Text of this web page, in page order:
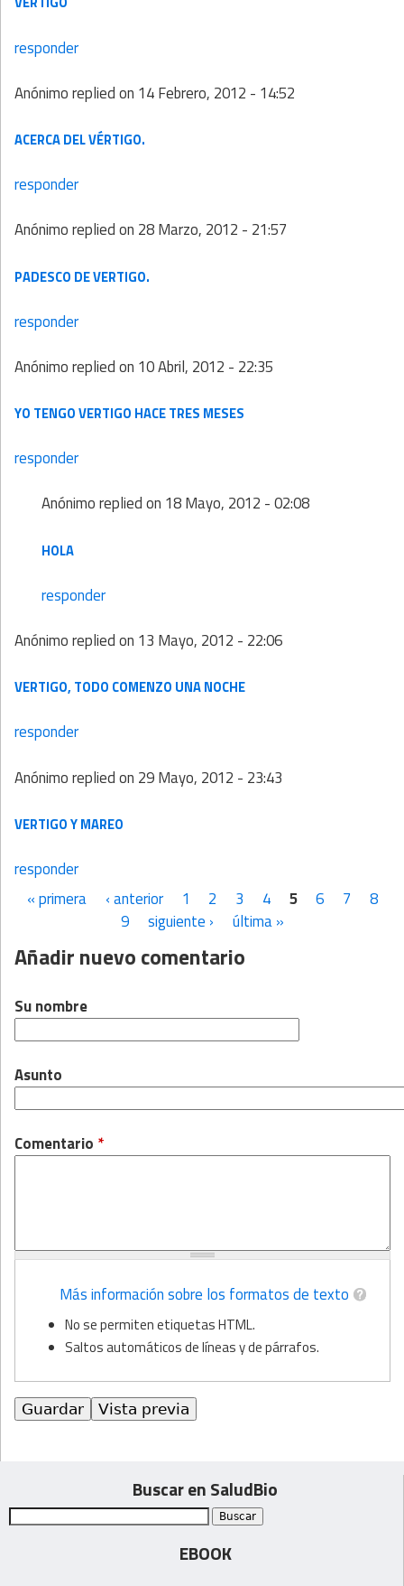
responder
Anónimoreplied on 14 Febrero, 2012 - 14:52
ACERCA DEL VÉRTIGO.
responder
Anónimoreplied on 28 Marzo, 2012 - 21:57
PADESCO DE VERTIGO.
responder
Anónimoreplied on 10 Abril, 2012 - 22:35
YO TENGO VERTIGO HACE TRES MESES
responder
Anónimoreplied on 18 Mayo, 2012 - 02:08
HOLA
responder
Anónimoreplied on 13 Mayo, 2012 - 22:06
VERTIGO, TODO COMENZO UNA NOCHE
responder
Anónimoreplied on 29 Mayo, 2012 - 23:43
VERTIGO Y MAREO
responder
Páginas
« primera ‹ anterior 1 2 3 4 5 6 7
8
9
siguiente › última »
Añadir nuevo comentario
Su nombre
Asunto
Comentario *
Más información sobre los formatos de texto
No se permiten etiquetas HTML.
Saltos automáticos de líneas y de párrafos.
Buscar en SaludBio
EBOOK